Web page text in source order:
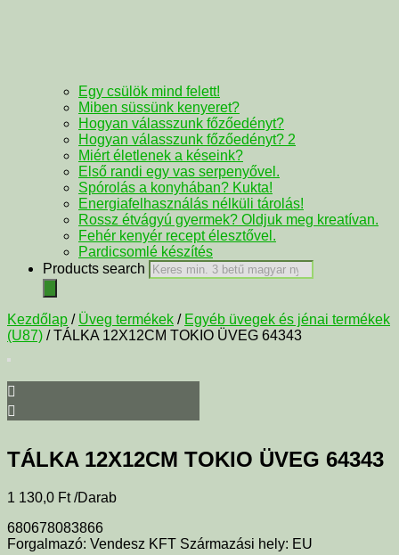
Egy csülök mind felett!
Miben süssünk kenyeret?
Hogyan válasszunk főzőedényt?
Hogyan válasszunk főzőedényt? 2
Miért életlenek a késeink?
Első randi egy vas serpenyővel.
Spórolás a konyhában? Kukta!
Energiafelhasználás nélküli tárolás!
Rossz étvágyú gyermek? Oldjuk meg kreatívan.
Fehér kenyér recept élesztővel.
Pardicsomlé készítés
Products search
Kezdőlap / Üveg termékek / Egyéb üvegek és jénai termékek
(U87) / TÁLKA 12X12CM TOKIO ÜVEG 64343
TÁLKA 12X12CM TOKIO ÜVEG 64343
1 130,0 Ft /Darab
680678083866
Forgalmazó: Vendesz KFT Származási hely: EU